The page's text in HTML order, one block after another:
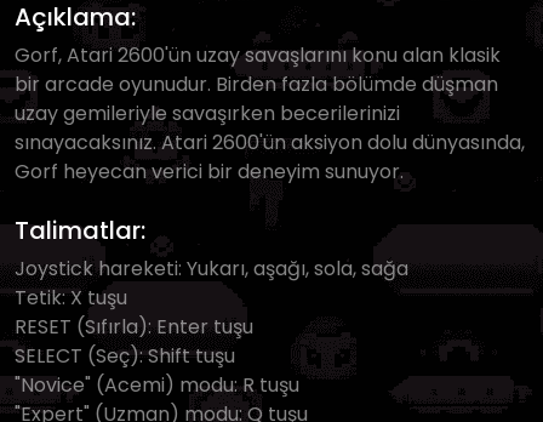
Açıklama:
Gorf, Atari 2600'ün uzay savaşlarını konu alan klasik
bir arcade oyunudur. Birden fazla bölümde düşman
uzay gemileriyle savaşırken becerilerinizi
sınayacaksınız. Atari 2600'ün aksiyon dolu dünyasında,
Gorf heyecan verici bir deneyim sunuyor.
Talimatlar:
Joystick hareketi: Yukarı, aşağı, sola, sağa
Tetik: X tuşu
RESET (Sıfırla): Enter tuşu
SELECT (Seç): Shift tuşu
"Novice" (Acemi) modu: R tuşu
"Expert" (Uzman) modu: Q tuşu